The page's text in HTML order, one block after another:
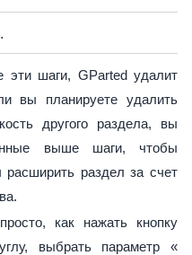
.
эти шаги, GParted удалит
вы планируете удалить
другого раздела, вы
выше шаги, чтобы
расширить раздел за счет
как нажать кнопку
выбрать параметр «